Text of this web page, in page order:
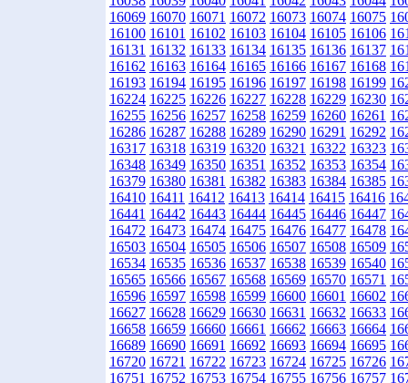
16069 16070 16071 16072 16073 16074 16075
16100 16101 16102 16103 16104 16105 16106
16131 16132 16133 16134 16135 16136 16137
16162 16163 16164 16165 16166 16167 16168
16193 16194 16195 16196 16197 16198 16199
16224 16225 16226 16227 16228 16229 16230
16255 16256 16257 16258 16259 16260 16261
16286 16287 16288 16289 16290 16291 16292
16317 16318 16319 16320 16321 16322 16323
16348 16349 16350 16351 16352 16353 16354
16379 16380 16381 16382 16383 16384 16385
16410 16411 16412 16413 16414 16415 16416
16441 16442 16443 16444 16445 16446 16447
16472 16473 16474 16475 16476 16477 16478
16503 16504 16505 16506 16507 16508 16509
16534 16535 16536 16537 16538 16539 16540
16565 16566 16567 16568 16569 16570 16571
16596 16597 16598 16599 16600 16601 16602
16627 16628 16629 16630 16631 16632 16633
16658 16659 16660 16661 16662 16663 16664
16689 16690 16691 16692 16693 16694 16695
16720 16721 16722 16723 16724 16725 16726
16751 16752 16753 16754 16755 16756 16757